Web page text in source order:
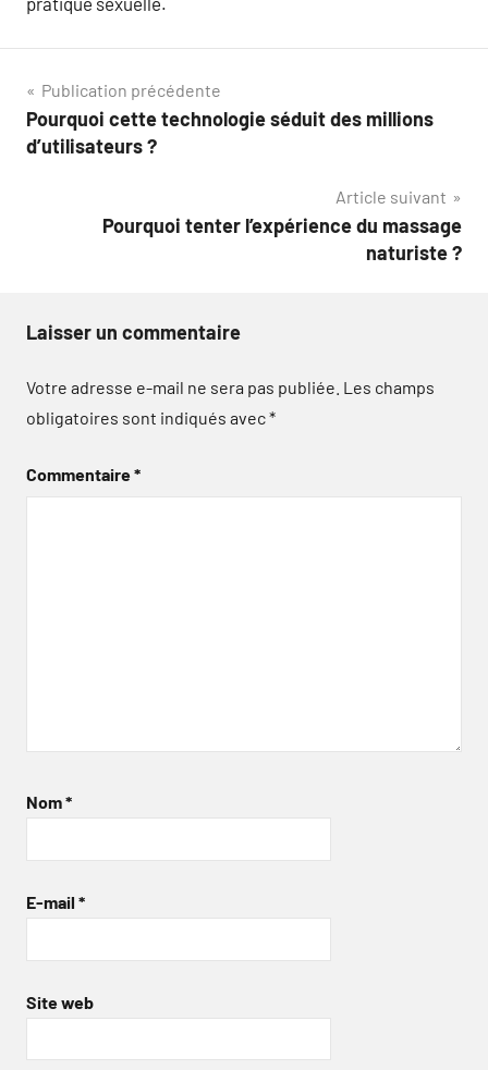
Navigation
de
Publication précédente
Pourquoi cette technologie séduit des millions
d’utilisateurs ?
Article suivant
Pourquoi tenter l’expérience du massage
naturiste ?
Laisser un commentaire
Votre adresse e-mail ne sera pas publiée. Les champs
obligatoires sont indiqués avec*
Commentaire*
Nom*
E-mail *
Site web